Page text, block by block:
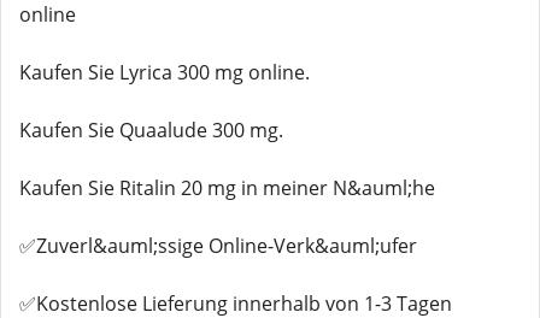
online
Kaufen Sie Lyrica 300 mg online.
Kaufen Sie Quaalude 300 mg.
Kaufen Sie Ritalin 20 mg in meiner N&auml;he
✅Zuverl&auml;ssige Online-Verk&auml;ufer
✅Kostenlose Lieferung innerhalb von 1-3 Tagen